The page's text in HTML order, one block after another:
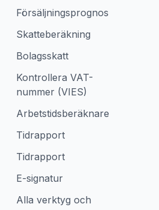
Försäljningsprognos
Skatteberäkning
Bolagsskatt
Kontrollera VAT-
nummer (VIES)
Arbetstidsberäknare
Tidrapport
Tidrapport
E-signatur
Alla verktyg och